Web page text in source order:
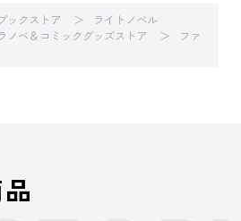
ックストア
ライトノベル
ノベ＆コミックグッズストア
ファ